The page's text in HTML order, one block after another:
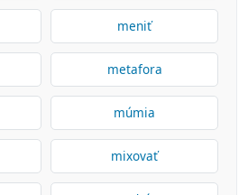
meniť
metafora
múmia
mixovať